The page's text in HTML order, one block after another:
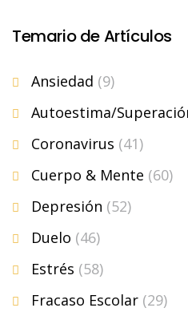
Temario de Artículos
Ansiedad (9)
Autoestima/
Coronavirus (41)
Cuerpo & Mente (60)
Depresión (52)
Duelo (46)
Estrés (58)
Fracaso Escolar (29)